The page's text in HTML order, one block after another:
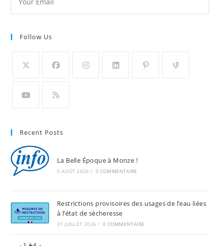
Follow Us
Recent Posts
La Belle Époque à Monze !
5 AOÛT 2026 / 0 COMMENTAIRE
Restrictions provisoires des usages de l’eau liées
à l’état de sècheresse
31 JUILLET 2026 / 0 COMMENTAIRE